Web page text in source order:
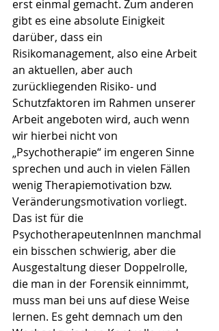
erst einmal gemacht. Zum anderen
gibt es eine absolute Einigkeit
darüber, dass ein
Risikomanagement, also eine Arbeit
an aktuellen, aber auch
zurückliegenden Risiko- und
Schutzfaktoren im Rahmen unserer
Arbeit angeboten wird, auch wenn
wir hierbei nicht von
„Psychotherapie“ im engeren Sinne
sprechen und auch in vielen Fällen
wenig Therapiemotivation bzw.
Veränderungsmotivation vorliegt.
Das ist für die
PsychotherapeutenInnen manchmal
ein bisschen schwierig, aber die
Ausgestaltung dieser Doppelrolle,
die man in der Forensik einnimmt,
muss man bei uns auf diese Weise
lernen. Es geht demnach um den